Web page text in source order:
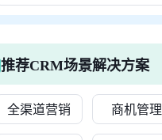
推荐CRM场景解决方案
全渠道营销 商机管理